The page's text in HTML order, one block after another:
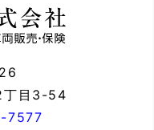
丁目3-54
7577